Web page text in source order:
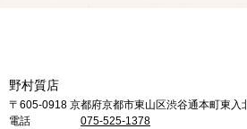
野村質店
〒605-0918 京都府京都市東山区渋谷通本町東入
電話
075-525-1378